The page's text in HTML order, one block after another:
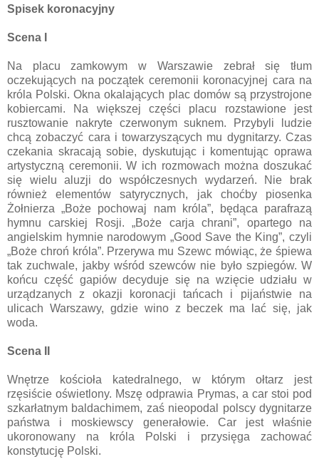
Spisek koronacyjny
Scena I
Na placu zamkowym w Warszawie zebrał się tłum
oczekujących na początek ceremonii koronacyjnej cara na
króla Polski. Okna okalających plac domów są przystrojone
kobiercami. Na większej części placu rozstawione jest
rusztowanie nakryte czerwonym suknem. Przybyli ludzie
chcą zobaczyć cara i towarzyszących mu dygnitarzy. Czas
czekania skracają sobie, dyskutując i komentując oprawa
artystyczną ceremonii. W ich rozmowach można doszukać
się wielu aluzji do współczesnych wydarzeń. Nie brak
również elementów satyrycznych, jak choćby piosenka
Żołnierza „Boże pochowaj nam króla”, będąca parafrazą
hymnu carskiej Rosji. „Boże carja chrani”, opartego na
angielskim hymnie narodowym „Good Save the King”, czyli
„Boże chroń króla”. Przerywa mu Szewc mówiąc, że śpiewa
tak zuchwale, jakby wśród szewców nie było szpiegów. W
końcu część gapiów decyduje się na wzięcie udziału w
urządzanych z okazji koronacji tańcach i pijaństwie na
ulicach Warszawy, gdzie wino z beczek ma lać się, jak
woda.
Scena II
Wnętrze kościoła katedralnego, w którym ołtarz jest
rzęsiście oświetlony. Mszę odprawia Prymas, a car stoi pod
szkarłatnym baldachimem, zaś nieopodal polscy dygnitarze
państwa i moskiewscy generałowie. Car jest właśnie
ukoronowany na króla Polski i przysięga zachować
konstytucję Polski.